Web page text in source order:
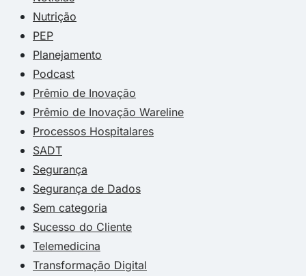
Nutrição
PEP
Planejamento
Podcast
Prêmio de Inovação
Prêmio de Inovação Wareline
Processos Hospitalares
SADT
Segurança
Segurança de Dados
Sem categoria
Sucesso do Cliente
Telemedicina
Transformação Digital